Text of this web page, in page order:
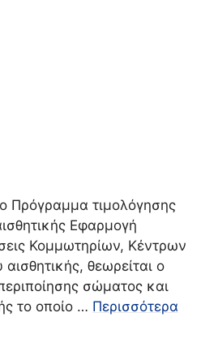
Πρόγραμμα τιμολόγησης
Εφαρμογή
Κομμωτηρίων, Κέντρων
θεωρείται ο
σώματος και
το οποίo … Περισσότερα